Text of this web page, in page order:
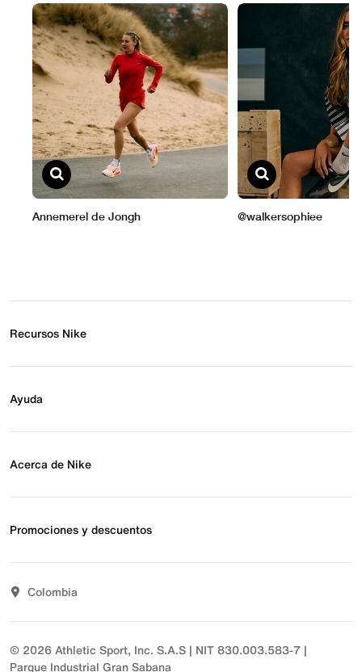
Recursos Nike
Regístrate para recibir correos
Ayuda
Preguntas frecuentes
Devoluciones
Comunicate con nosotros
Acerca de Nike
Noticias
Sostenibilidad
Promociones y descuentos
T&C actividades comerciales
Colombia
© 2026 Athletic Sport, Inc. S.A.S | NIT 830.003.583-7 |
Parque Industrial Gran Sabana